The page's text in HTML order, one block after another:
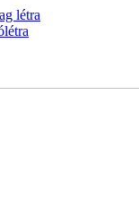
létra